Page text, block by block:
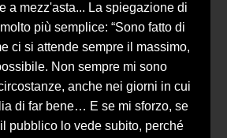
a mezz'asta... La spiegazione di
più semplice: “Sono fatto di
ci si attende sempre il massimo,
Non sempre mi sono
anche nei giorni in cui
di far bene… E se mi sforzo, se
pubblico lo vede subito, perché